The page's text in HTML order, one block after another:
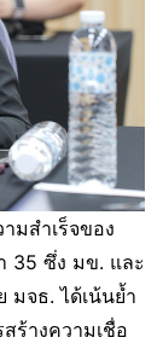
มสำเร็จของ
35 ซึ่ง มข. และ
มจธ. ได้เน้นย้ำ
ร้างความเชื่อ